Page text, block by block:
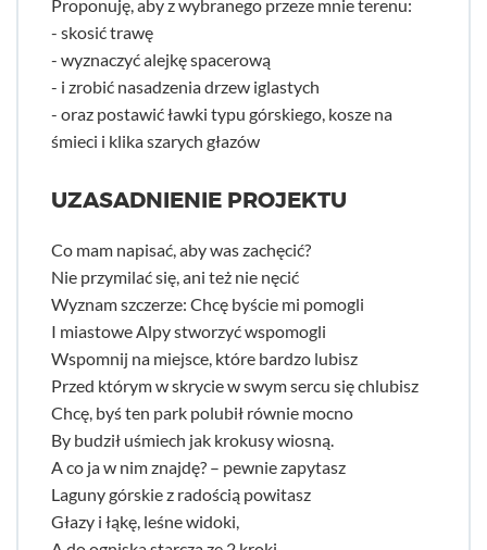
Proponuję, aby z wybranego przeze mnie terenu:
- skosić trawę
- wyznaczyć alejkę spacerową
- i zrobić nasadzenia drzew iglastych
- oraz postawić ławki typu górskiego, kosze na
śmieci i klika szarych głazów
UZASADNIENIE PROJEKTU
Co mam napisać, aby was zachęcić?
Nie przymilać się, ani też nie nęcić
Wyznam szczerze: Chcę byście mi pomogli
I miastowe Alpy stworzyć wspomogli
Wspomnij na miejsce, które bardzo lubisz
Przed którym w skrycie w swym sercu się chlubisz
Chcę, byś ten park polubił równie mocno
By budził uśmiech jak krokusy wiosną.
A co ja w nim znajdę? – pewnie zapytasz
Laguny górskie z radością powitasz
Głazy i łąkę, leśne widoki,